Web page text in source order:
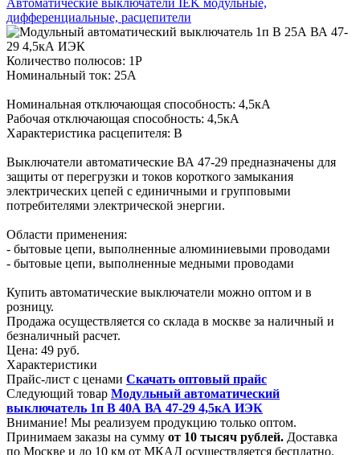
дифференциальные, расцепители
Количество полюсов: 1P
Номинальный ток: 25А
Номинальная отключающая способность: 4,5кА
Рабочая отключающая способность: 4,5кА
Характеристика расцепителя: В
Выключатели автоматические ВА 47-29 предназначены для
защиты от перегрузки и токов короткого замыкания
электрических цепей с единичными и групповыми
потребителями электрической энергии.
Области применения:
- бытовые цепи, выполненные алюминиевыми проводами
- бытовые цепи, выполненные медными проводами
Купить автоматические выключатели можно оптом и в
розницу.
Продажа осуществляется со склада в москве за наличный и
безналичный расчет.
Цена: 49 руб.
Характеристики
Прайс-лист с ценами Скачать оптовый прайс
Следующий товар Модульный автоматический
выключатель 1п B 40А ВА 47-29 4,5кА ИЭК
Внимание! Мы реализуем продукцию только оптом.
Принимаем заказы на сумму от 10 тысяч рублей. Доставка
по Москве и до 10 км от МКАД осуществляется бесплатно.